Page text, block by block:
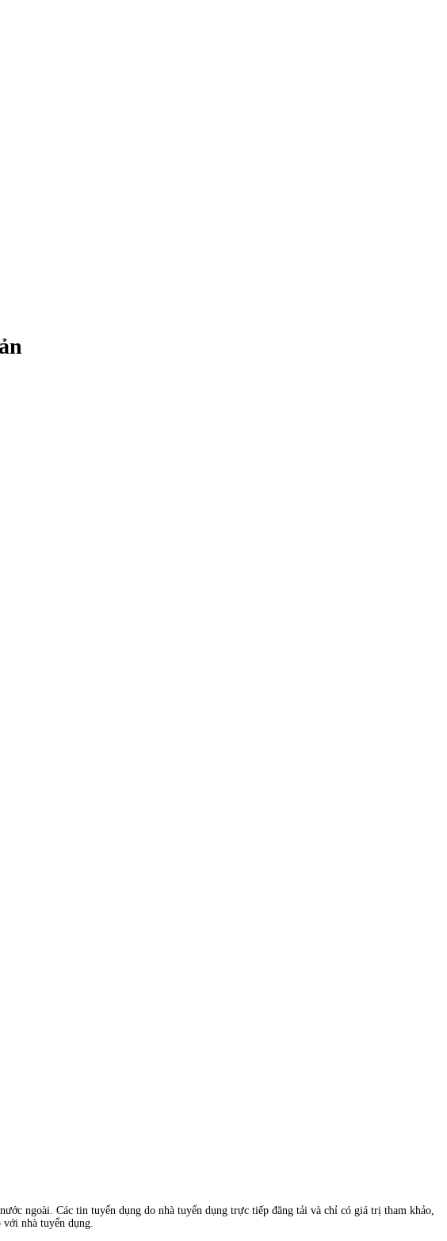
ngoài. Các tin tuyển dụng do nhà tuyển dụng trực tiếp đăng tải và chỉ có giá trị tham khảo,
nhà tuyển dụng.